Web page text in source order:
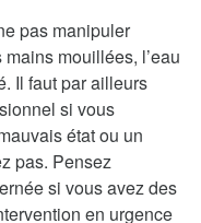
pas manipuler
mouillées, l’eau
Il faut par ailleurs
si vous
état ou un
pas. Pensez
si vous avez des
en urgence